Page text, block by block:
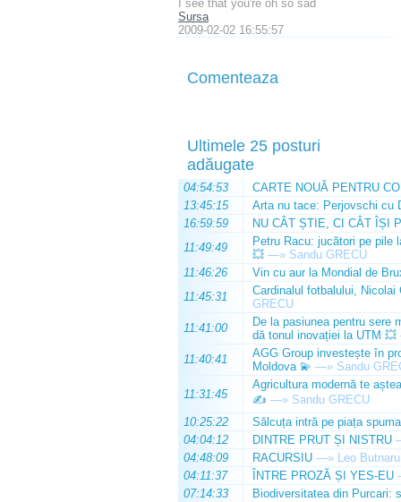
I see that you're oh so sad
Sursa
2009-02-02 16:55:57
Comenteaza
Ultimele 25 posturi
adăugate
04:54:53
CARTE NOUĂ PENTRU
13:45:15
Arta nu tace: Perjovschi cu
16:59:59
NU CÂT ȘTIE, CI CÂT ÎȘI
11:49:49
Petru Racu: jucători pe pile
💥 —» Sandu GRECU
11:46:26
Vin cu aur la Mondial de
11:45:31
Cardinalul fotbalului,
GRECU
11:41:00
De la pasiunea pentru sere
dă tonul inovației la UTM 💥
11:40:41
AGG Group investește în
Moldova 💫 —» Sandu
11:31:45
Agricultura modernă te
✍️ —» Sandu GRECU
10:25:22
Sălcuța intră pe piața
04:04:12
DINTRE PRUT ȘI NISTRU
04:48:09
RACURSIU —» Leo Butnaru
04:11:37
ÎNTRE PROZĂ ȘI YES-EU
07:14:33
Biodiversitatea din Purcari: